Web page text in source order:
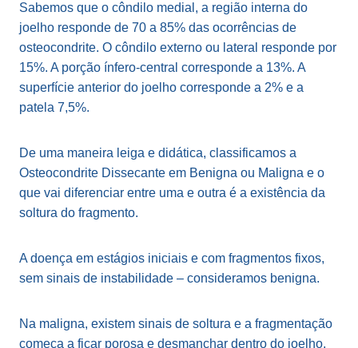
Sabemos que o côndilo medial, a região interna do
joelho responde de 70 a 85% das ocorrências de
osteocondrite. O côndilo externo ou lateral responde por
15%. A porção ínfero-central corresponde a 13%. A
superfície anterior do joelho corresponde a 2% e a
patela 7,5%.
De uma maneira leiga e didática, classificamos a
Osteocondrite Dissecante em Benigna ou Maligna e o
que vai diferenciar entre uma e outra é a existência da
soltura do fragmento.
A doença em estágios iniciais e com fragmentos fixos,
sem sinais de instabilidade – consideramos benigna.
Na maligna, existem sinais de soltura e a fragmentação
começa a ficar porosa e desmanchar dentro do joelho.